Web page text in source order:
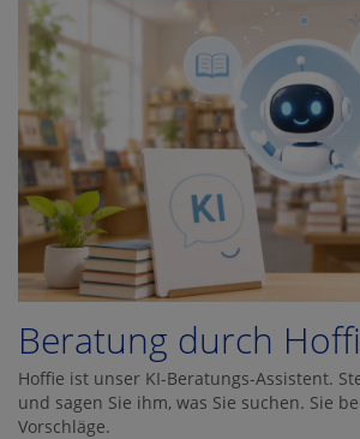
Beratung durch
Hoffie ist unser KI-Beratungs-Assistent.
und sagen Sie ihm, was Sie suchen. Sie
Vorschläge.